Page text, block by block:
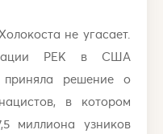
не угасает.
РЕК в США
приняла решение о
в котором
миллиона узников